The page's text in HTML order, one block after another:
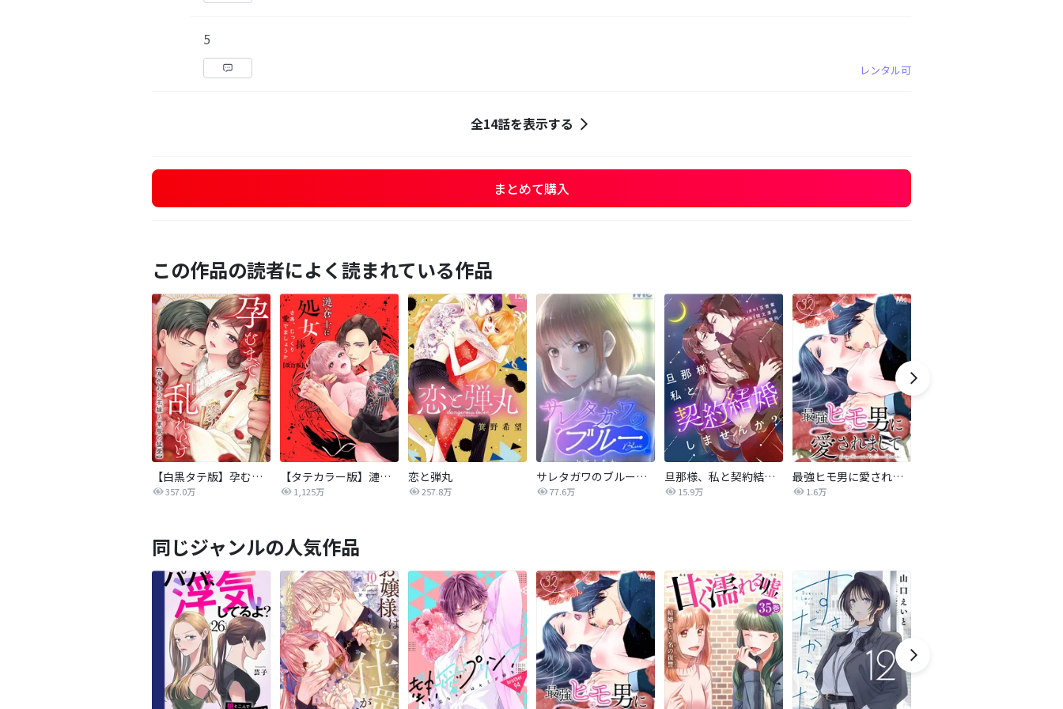
5
レンタル可
全14話を表示する
まとめて購入
この作品の読者によく読まれている作品
【白黒タテ版】孕むまで乱れいけ～身代わり花嫁と軍服の猛愛
357.0万
【タテカラー版】漣蒼士に処女を捧ぐ～さあ、じっくり愛でましょうか
1,125万
恋と弾丸
257.8万
サレタガワのブルー【タテヨミ】
77.6万
旦那様、私と契約結婚しませんか？【タテヨミ】
15.9万
最強ヒモ男に愛されまして
1.6万
同じジャンルの人気作品